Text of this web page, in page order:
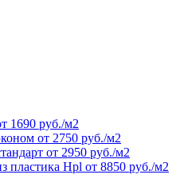
1690 руб./м2
от 2750 руб./м2
от 2950 руб./м2
пластика Hpl от 8850 руб./м2